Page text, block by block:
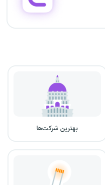
بهترین شرکت‌ها